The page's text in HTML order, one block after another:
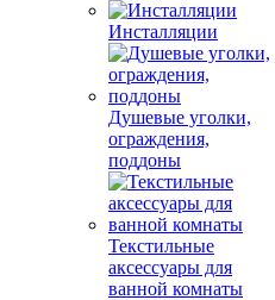
Инсталляции
Душевые уголки,
ограждения,
поддоны
Текстильные
аксессуары для
ванной комнаты